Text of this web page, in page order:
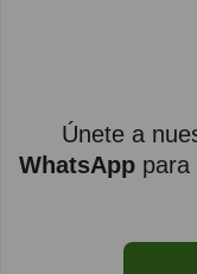
Únete a
WhatsApppara